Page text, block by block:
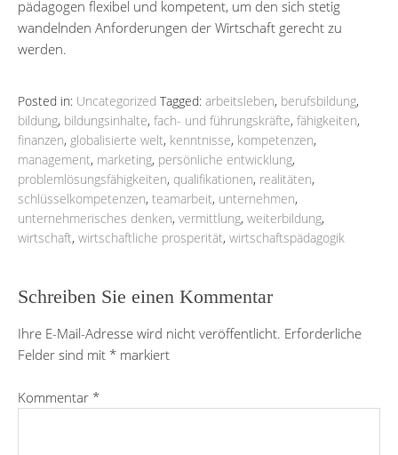
pädagogen flexibel und kompetent, um den sich stetig
wandelnden Anforderungen der Wirtschaft gerecht zu
werden.
Posted in: Uncategorized Tagged: arbeitsleben, berufsbildung,
bildung, bildungsinhalte, fach- und führungskräfte, fähigkeiten,
finanzen, globalisierte welt, kenntnisse, kompetenzen,
management, marketing, persönliche entwicklung,
problemlösungsfähigkeiten, qualifikationen, realitäten,
schlüsselkompetenzen, teamarbeit, unternehmen,
unternehmerisches denken, vermittlung, weiterbildung,
wirtschaft, wirtschaftliche prosperität, wirtschaftspädagogik
Schreiben Sie einen Kommentar
Ihre E-Mail-Adresse wird nicht veröffentlicht. Erforderliche
Felder sind mit * markiert
Kommentar *